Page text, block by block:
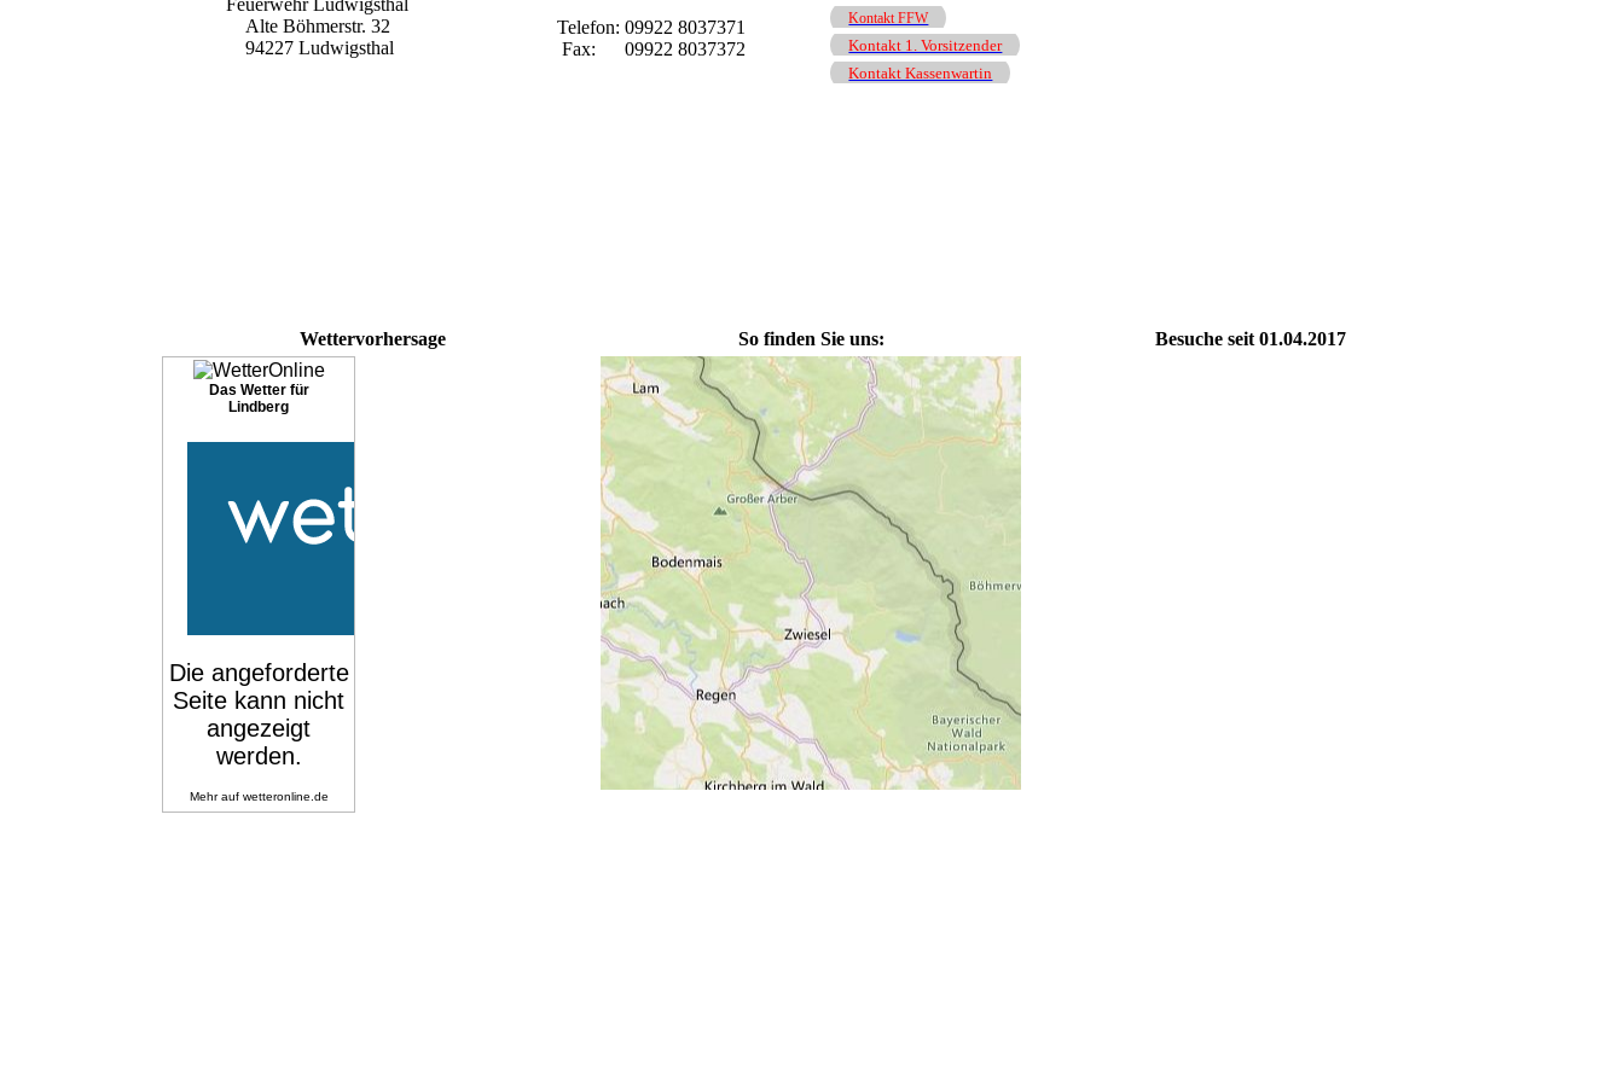
Feuerwehr Ludwigsthal
Alte Böhmerstr. 32
94227 Ludwigsthal
Telefon: 09922 8037371
Fax: 09922 8037372
Kontakt FFW
Kontakt 1. Vorsitzender
Kontakt Kassenwartin
Wettervorhersage So finden Sie uns: Besuche seit 01.04.2017